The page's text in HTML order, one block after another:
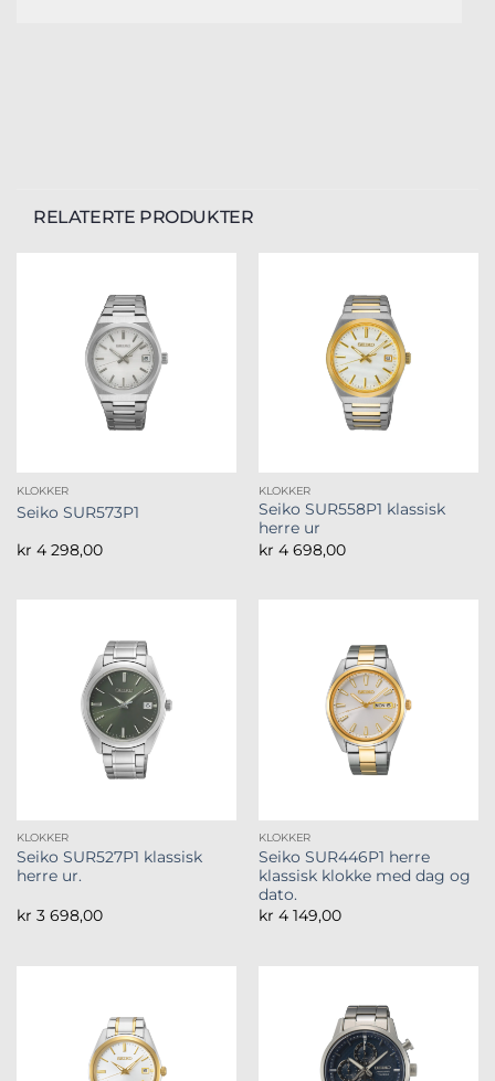
RELATERTE PRODUKTER
KLOKKER
Seiko SUR573P1
kr 4 298,00
KLOKKER
Seiko SUR558P1 klassisk
herre ur
kr 4 698,00
KLOKKER
Seiko SUR527P1 klassisk
herre ur.
kr 3 698,00
KLOKKER
Seiko SUR446P1 herre
klassisk klokke med dag og
dato.
kr 4 149,00